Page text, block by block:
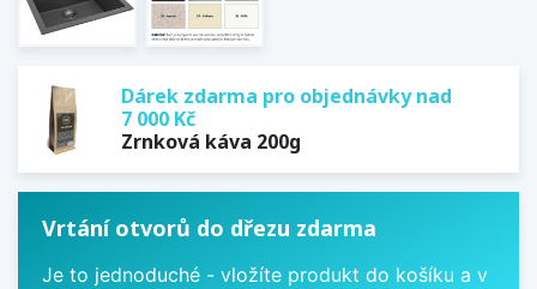
Dárek zdarma pro objednávky nad
7 000 Kč
Zrnková káva 200g
Vrtání otvorů do dřezu zdarma
Je to jednoduché - vložíte produkt do košíku a v